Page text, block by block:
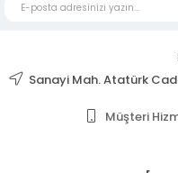
Sanayi Mah. Atatürk
Müşteri